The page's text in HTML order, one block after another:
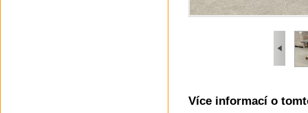
Více informací o